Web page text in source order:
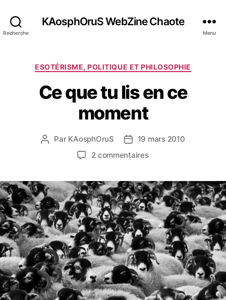
Recherche
KAosphOruS WebZine Chaote
Menu
C
t
é
g
o
i
e
ESOTÉRISME, POLITIQUE ET PHILOSOPHIE
Ce que tu lis en ce
moment
A
u
r
d
e
l
’
a
r
t
i
c
Par KAosphOruS
D
d
e
l
’
a
r
t
i
c
l
e
19 mars 2010
2 commentairess
C
e
q
u
e
t
u
l
i
s